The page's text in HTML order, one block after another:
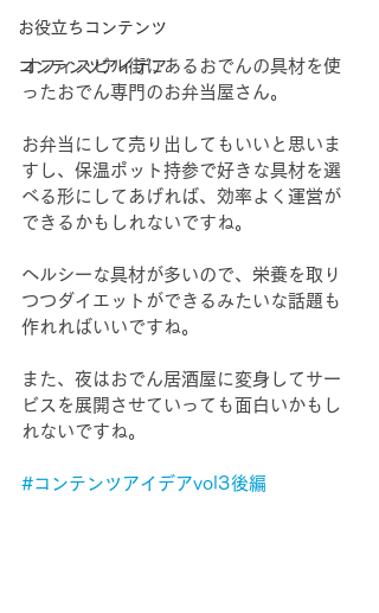
お役立ちコンテンツ
コンテンツアイデア
オフィスビル街にあるおでんの具材を使
ったおでん専門のお弁当屋さん。
お弁当にして売り出してもいいと思いま
すし、保温ポット持参で好きな具材を選
べる形にしてあげれば、効率よく運営が
できるかもしれないですね。
ヘルシーな具材が多いので、栄養を取り
つつダイエットができるみたいな話題も
作れればいいですね。
また、夜はおでん居酒屋に変身してサー
ビスを展開させていっても面白いかもし
れないですね。
#コンテンツアイデアvol3後編